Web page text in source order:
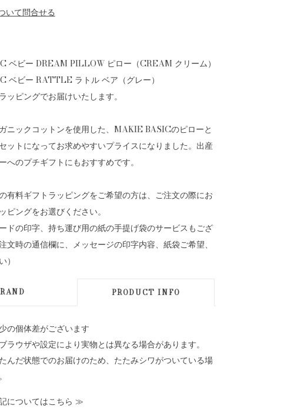
ベビー DREAM PILLOW ピロー（CREAM クリーム）
ベビー RATTLE ラトル ベア（グレー）
ッピングでお届けいたします。
ニックコットンを使用した、MAKIE BASICのピローと
ットになってお求めやすいプライスになりました。出産
へのプチギフトにもおすすめです。
有料ギフトラッピングをご希望の方は、ご注文の際にお
ピングをお選びください。
ドの印字、持ち運び用の紙の手提げ袋のサービスもござ
時の通信欄に、メッセージの印字内容、紙袋ご希望、
）
PRODUCT INFO
の個体差がございます
ラウザや設定により実物とは異なる場合があります。
んだ状態でのお届けのため、たたみシワがついている場
についてはこちら ≫